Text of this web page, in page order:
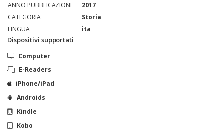
ANNO PUBBLICAZIONE
2017
CATEGORIA
Storia
LINGUA
ita
Dispositivi supportati
Computer
E-Readers
iPhone/iPad
Androids
Kindle
Kobo